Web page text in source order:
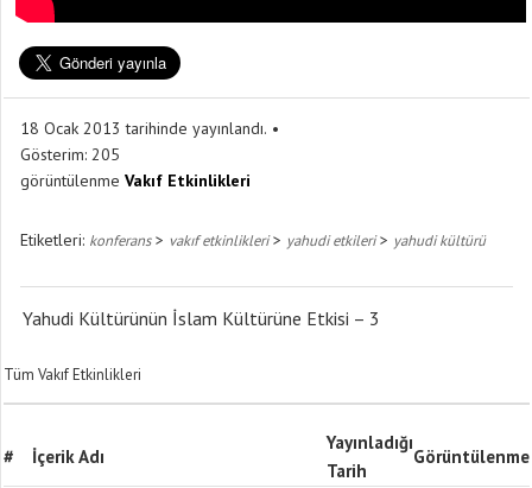
18 Ocak 2013 tarihinde yayınlandı.
Gösterim: 205
görüntülenme Vakıf Etkinlikleri
Etiketleri: konferans> vakıf etkinlikleri> yahudi etkileri> yahudi kültürü
Yahudi Kültürünün İslam Kültürüne Etkisi – 3
Tüm Vakıf Etkinlikleri
# İçerik Adı
Yayınladığı
Tarih
Görüntülenme